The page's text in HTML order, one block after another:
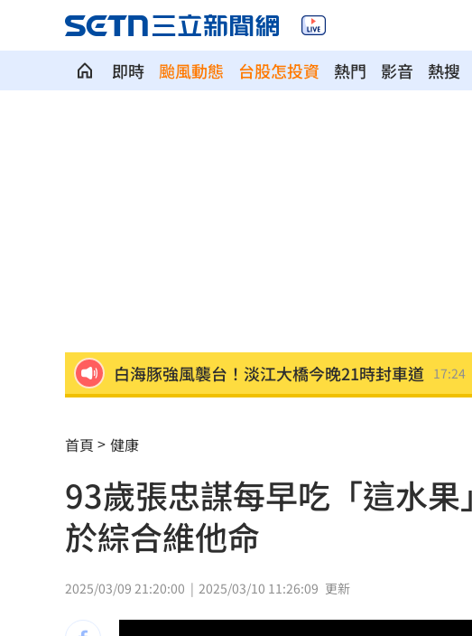
即時 颱風動態 台股怎投資 熱門 影音 熱搜
白海豚強風襲台！淡江大橋今晚21時封車道 17:24
漢光42／驗證即修即戰能力 展現後勤支援
斷交19年看見台灣實力！這國來台尋找商機 17:17
川普提名布蘭希任司法部長 獲凱西迪力挺
國際油價仍高「下週是否漲價」中油公布了
為何買疫苗需要掮客？新北議員：又是中國 17:11
首頁 健康
93歲張忠謀每早吃「這水
於綜合維他命
2025/03/09 21:20:00 2025/03/10 11:26:09 更新